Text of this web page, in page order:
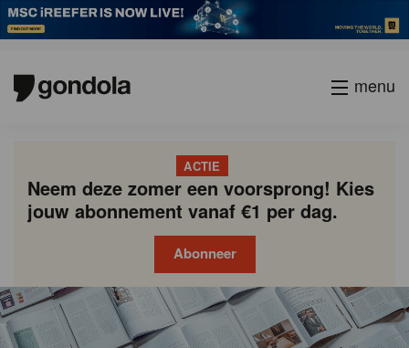
menu
ACTIE
Neem deze zomer een voorsprong! Kies
jouw abonnement vanaf €1 per dag.
Abonneer
Gondola
academy
Gondola
society